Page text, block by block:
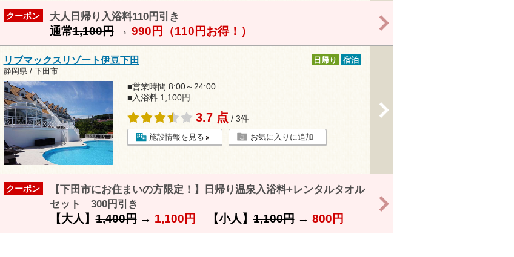
クーポン 大人日帰り入浴料110円引き
通常1,100円→ 990円（110円お得！）
>
リブマックスリゾート伊豆下田
静岡県 / 下田市
日帰り 宿泊
■営業時間 8:00～24:00
■入浴料 1,100円
3.7 点 / 3件
施設情報を見る お気に入りに追加
クーポン
【下田市にお住まいの方限定！】日帰り温泉入浴料+レンタルタオル
セット 300円引き
【大人】1,400円→ 1,100円 【小人】1,100円→ 800円